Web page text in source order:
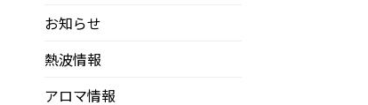
お知らせ
熱波情報
アロマ情報